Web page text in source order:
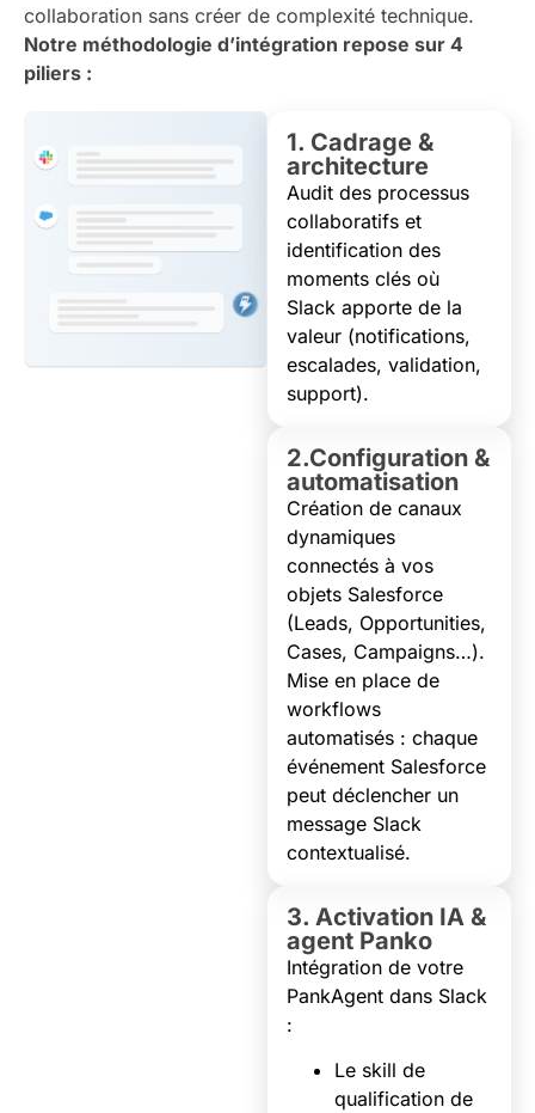
collaboration sans créer de complexité technique.
Notre méthodologie d’intégration repose sur 4
piliers :
1. Cadrage &
architecture
Audit des processus
collaboratifs et
identification des
moments clés où
Slack apporte de la
valeur (notifications,
escalades, validation,
support).
2.Configuration &
automatisation
Création de canaux
dynamiques
connectés à vos
objets Salesforce
(Leads, Opportunities,
Cases, Campaigns…).
Mise en place de
workflows
automatisés : chaque
événement Salesforce
peut déclencher un
message Slack
contextualisé.
3. Activation IA &
agent Panko
Intégration de votre
PankAgent dans Slack
:
Le skill de
qualification de